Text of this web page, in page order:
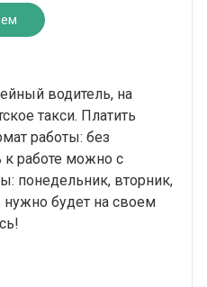
водитель, на
такси. Платить
работы: без
к работе можно c
понедельник, вторник,
нужно будет на своем